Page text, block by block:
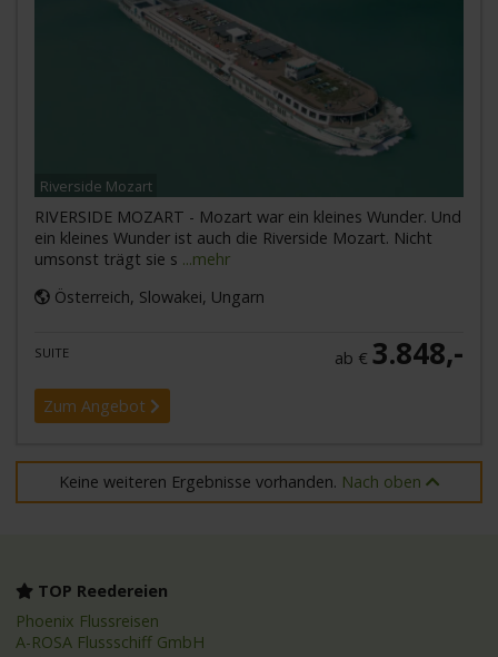
Riverside Mozart
RIVERSIDE MOZART - Mozart war ein kleines Wunder. Und
ein kleines Wunder ist auch die Riverside Mozart. Nicht
umsonst trägt sie s ...mehr
Österreich, Slowakei, Ungarn
SUITE ab €3.848,-
Zum Angebot
Keine weiteren Ergebnisse vorhanden. Nach oben
TOP Reedereien
Phoenix Flussreisen
A-ROSA Flussschiff GmbH